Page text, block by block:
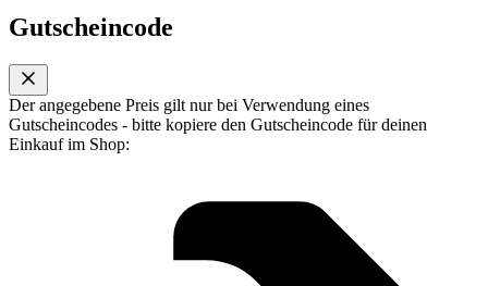
Gutscheincode
Der angegebene Preis gilt nur bei Verwendung eines
Gutscheincodes - bitte kopiere den Gutscheincode für deinen
Einkauf im Shop: